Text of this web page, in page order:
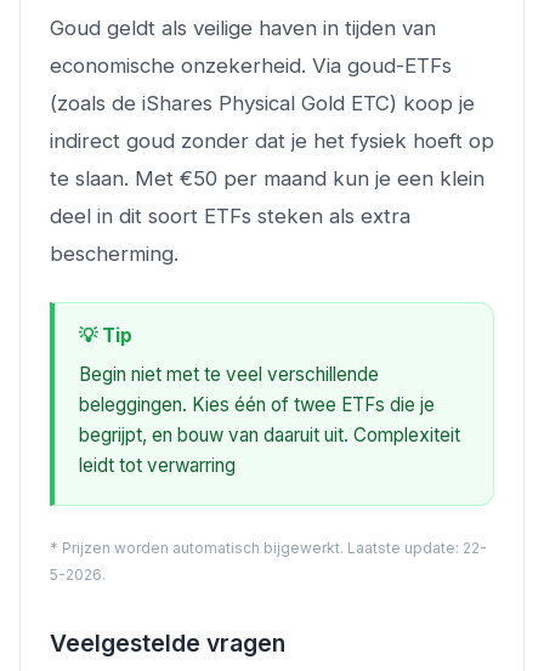
Goud geldt als veilige haven in tijden van
economische onzekerheid. Via goud-ETFs
(zoals de iShares Physical Gold ETC) koop je
indirect goud zonder dat je het fysiek hoeft op
te slaan. Met €50 per maand kun je een klein
deel in dit soort ETFs steken als extra
bescherming.
💡 Tip
Begin niet met te veel verschillende
beleggingen. Kies één of twee ETFs die je
begrijpt, en bouw van daaruit uit. Complexiteit
leidt tot verwarring
* Prijzen worden automatisch bijgewerkt. Laatste update: 22-
5-2026.
Veelgestelde vragen